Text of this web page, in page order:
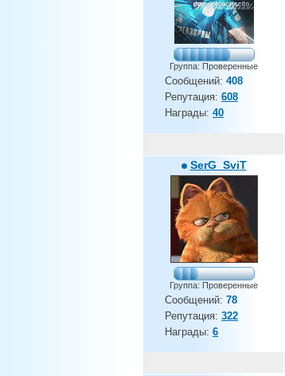
Группа: Проверенные
Сообщений: 408
Репутация: 608
Награды: 40
SerG_SviT
Группа: Проверенные
Сообщений: 78
Репутация: 322
Награды: 6